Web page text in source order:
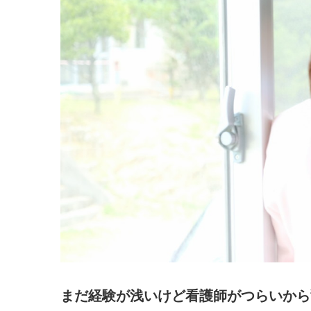
まだ経験が浅いけど看護師がつらいか